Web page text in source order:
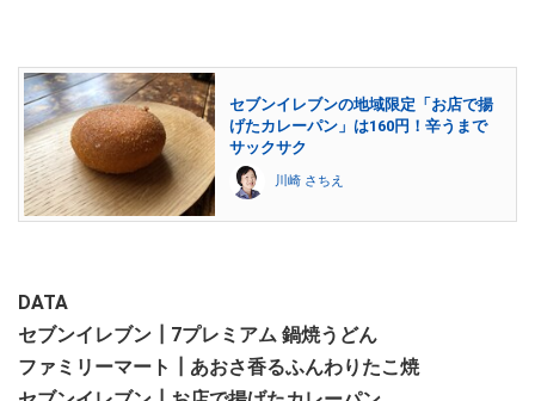
セブンイレブンの地域限定「お店で揚
げたカレーパン」は160円！辛うまで
サックサク
川崎 さちえ
DATA
セブンイレブン┃7プレミアム 鍋焼うどん
ファミリーマート┃あおさ香るふんわりたこ焼